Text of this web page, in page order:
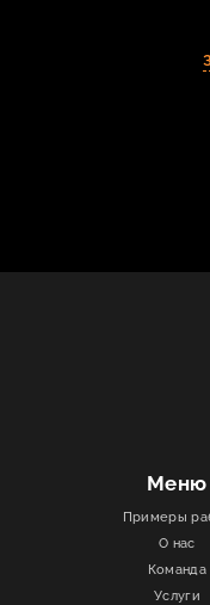
КОНТАКТЫМеню
Примеры
О нас
Команда
Услуги